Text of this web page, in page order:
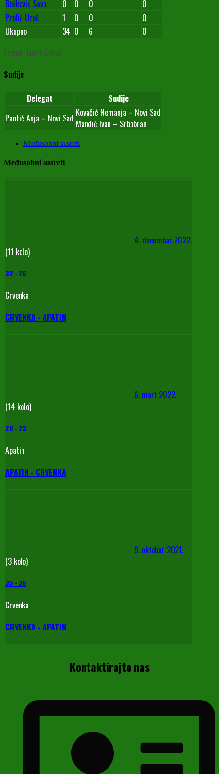
Bošković Savo 0 0 0
0
Prolić Uroš
1 0 0
0
Ukupno
34 0 6
0
Trener: Lovre Zoran
Sudije
Delegat
Sudije
Pantić Anja – Novi Sad Kovačić Nemanja – Novi Sad
Mandić Ivan – Srbobran
Međusobni susreti
Međusobni susreti
4. decembar 2022.
(11 kolo)
32 - 26
Crvenka
CRVENKA - APATIN
6. mart 2022.
(14 kolo)
28 - 23
Apatin
APATIN - CRVENKA
9. oktobar 2021.
(3 kolo)
35 - 26
Crvenka
CRVENKA - APATIN
Kontaktirajte nas